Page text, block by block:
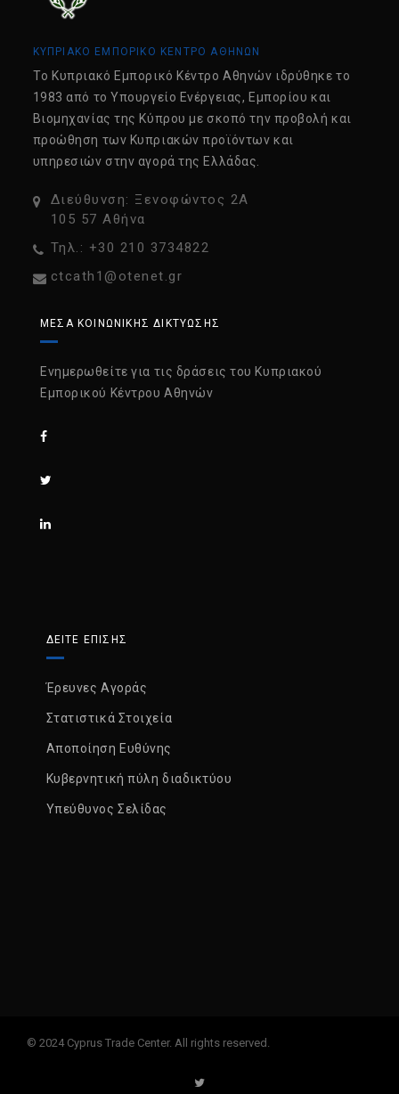
ΚΥΠΡΙΑΚΟ ΕΜΠΟΡΙΚΟ ΚΕΝΤΡΟ ΑΘΗΝΩΝ
Tο Κυπριακό Εμπορικό Κέντρο Αθηνών ιδρύθηκε το
1983 από το Υπουργείο Ενέργειας, Εμπορίου και
Βιομηχανίας της Κύπρου με σκοπό την προβολή και
προώθηση των Κυπριακών προϊόντων και
υπηρεσιών στην αγορά της Ελλάδας.
Διεύθυνση: Ξενοφώντος 2Α
105 57 Αθήνα
Τηλ.: +30 210 3734822
ctcath1@otenet.gr
ΜΈΣΑ ΚΟΙΝΩΝΙΚΉΣ ΔΙΚΤΎΩΣΗΣ
Ενημερωθείτε για τις δράσεις του Κυπριακού
Εμπορικού Κέντρου Αθηνών
ΔΕΙΤΕ ΕΠΙΣΗΣ
Έρευνες Αγοράς
Στατιστικά Στοιχεία
Αποποίηση Ευθύνης
Κυβερνητική πύλη διαδικτύου
Υπεύθυνος Σελίδας
© 2024 Cyprus Trade Center. All rights reserved.